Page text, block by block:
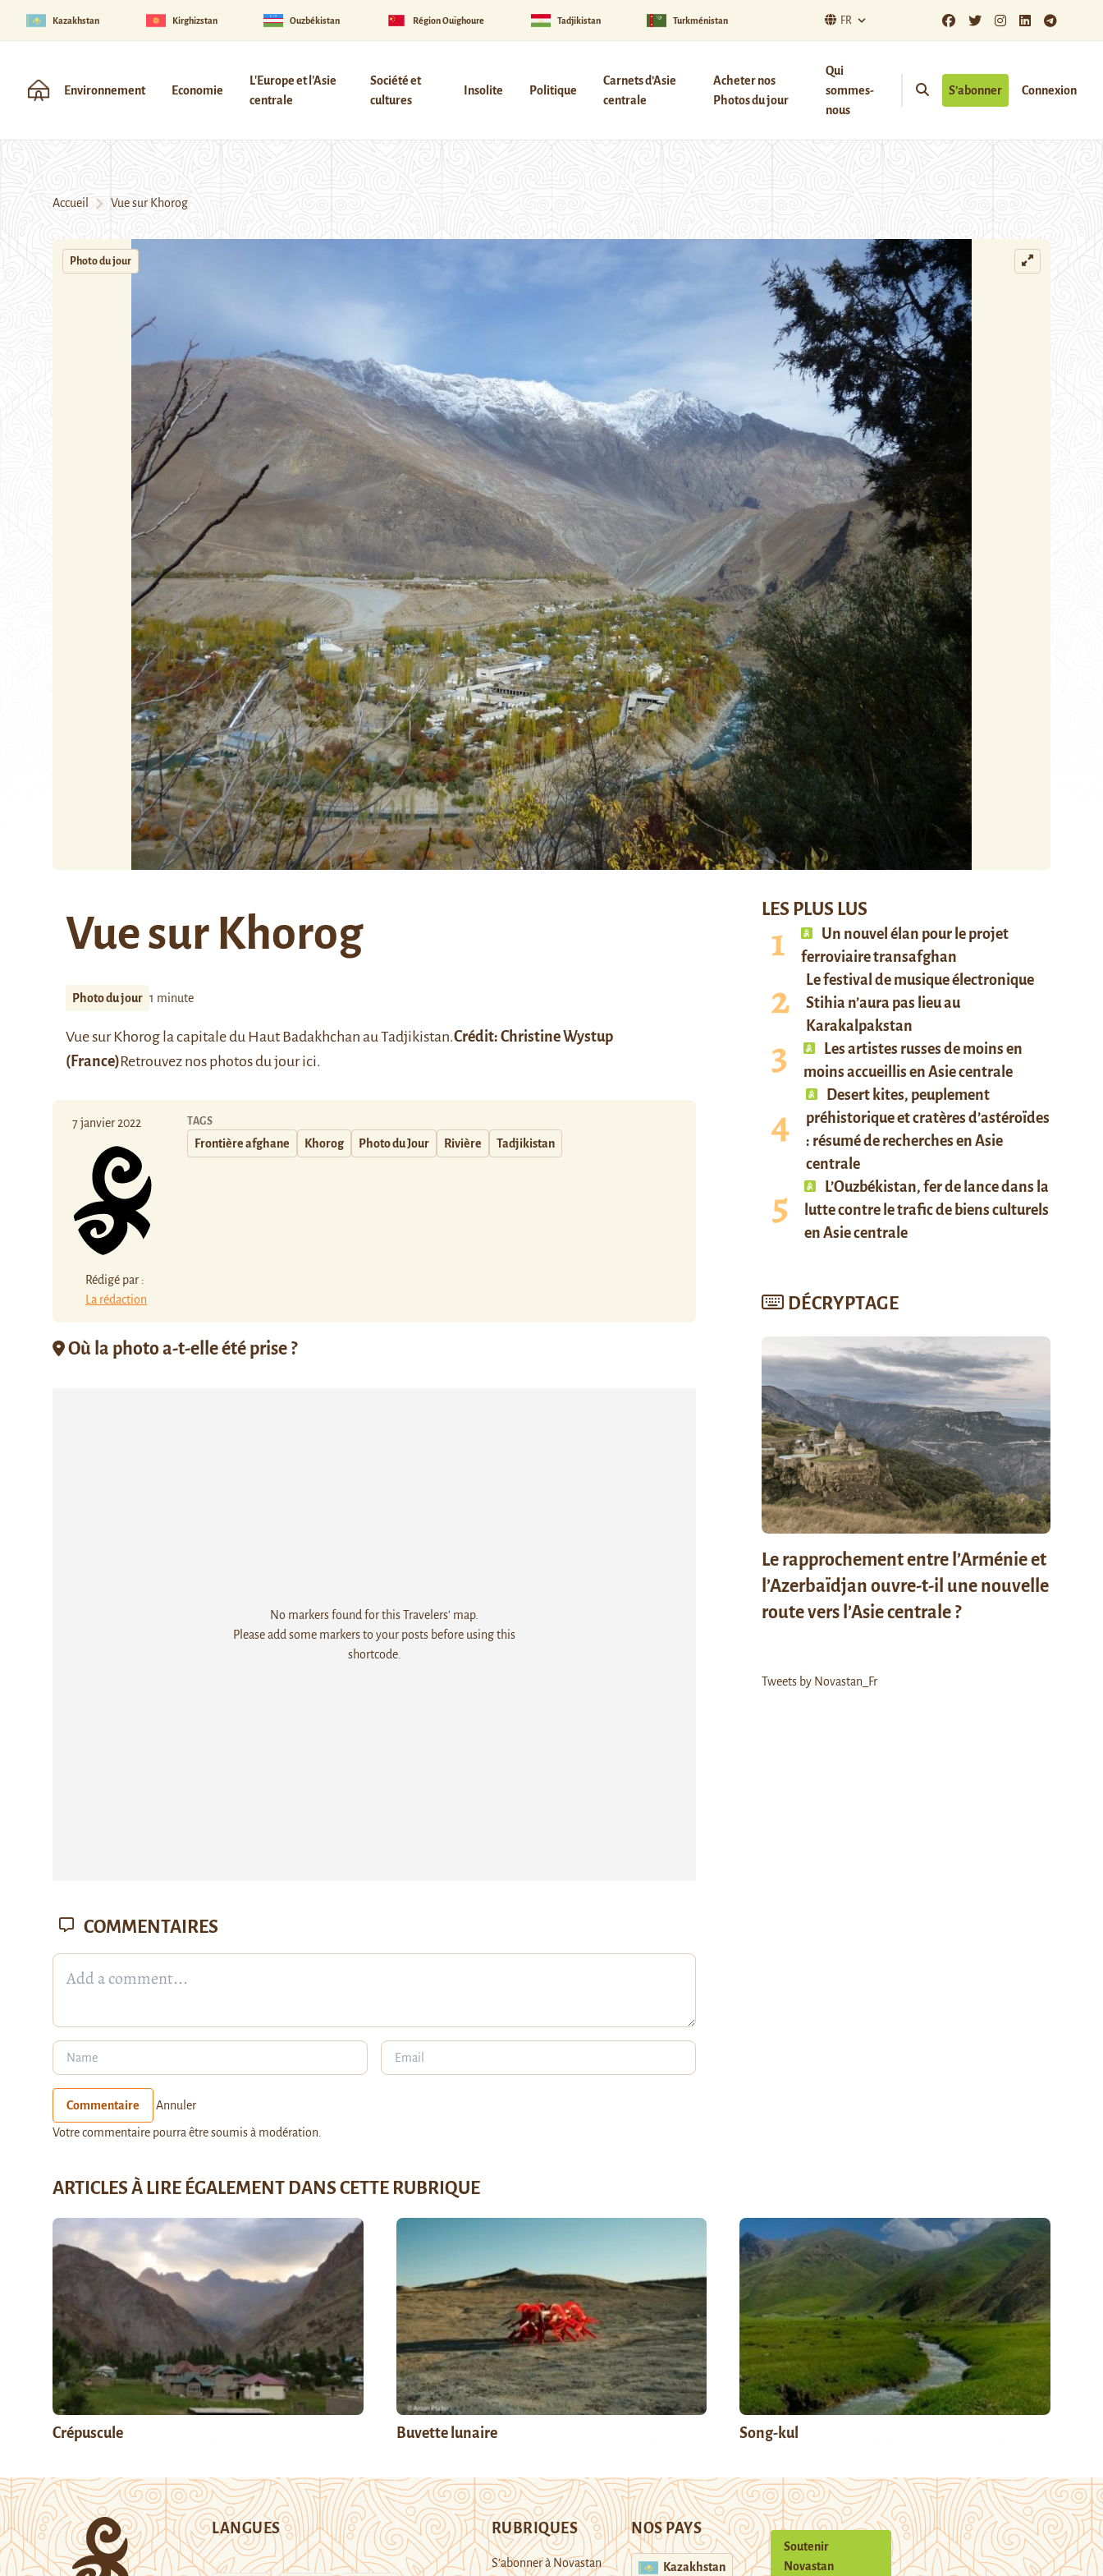
Kazakhstan Kirghizstan Ouzbékistan Région Ouïghoure Tadjikistan Turkménistan FR
Environnement Economie
L'Europe et l'Asie
centrale
Société et
cultures
Insolite Politique
Carnets d’Asie
centrale
Acheter nos
Photos du jour
Qui
sommes-
nous
S’abonner Connexion
Accueil Vue sur Khorog
Photo du jour
Vue sur Khorog
Photo du jour 1 minute
Vue surKhorog la capitale du Haut Badakhchan au Tadjikistan.Crédit: Christine Wystup
(France)Retrouvez nos photos du jourici.
7 janvier 2022
Rédigé par :
La rédaction
TAGS
Frontière afghane Khorog Photo du Jour Rivière Tadjikistan
Où la photo a-t-elle été prise ?
No markers found for this Travelers' map.
Please add some markers to your posts before using this
shortcode.
LES PLUS LUS
Un nouvel élan pour le projet
ferroviaire transafghan
Le festival de musique électronique
Stihia n’aura pas lieu au
Karakalpakstan
Les artistes russes de moins en
moins accueillis en Asie centrale
Desert kites, peuplement
préhistorique et cratères d’astéroïdes
: résumé de recherches en Asie
centrale
L’Ouzbékistan, fer de lance dans la
lutte contre le trafic de biens culturels
en Asie centrale
DÉCRYPTAGE
Le rapprochement entre l’Arménie et
l’Azerbaïdjan ouvre-t-il une nouvelle
route vers l’Asie centrale ?
Tweets by Novastan_Fr
COMMENTAIRES
Commentaire Annuler
Votre commentaire pourra être soumis à modération.
ARTICLES À LIRE ÉGALEMENT DANS CETTE RUBRIQUE
Crépuscule Buvette lunaire Song-kul
LANGUES RUBRIQUES
S’abonner à Novastan
NOS PAYS
Kazakhstan
Soutenir
Novastan